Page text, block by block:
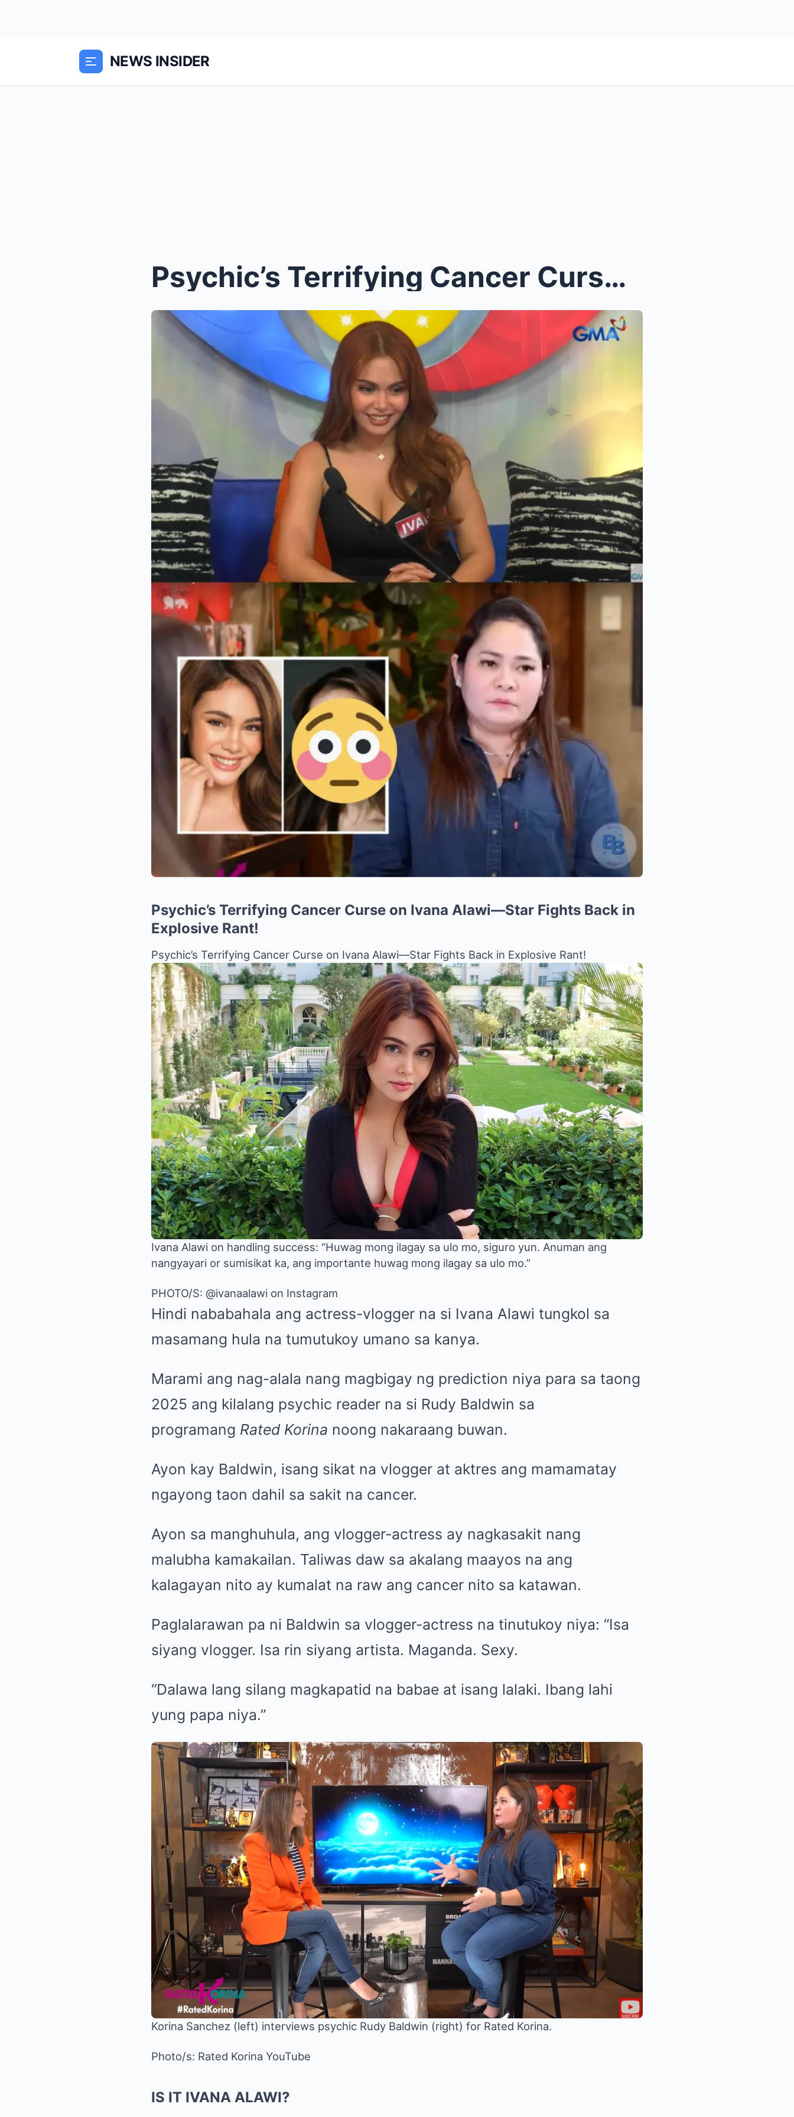
NEWS INSIDER
Psychic’s Terrifying Cancer Curse on Ivana Alawi—S...
Psychic’s Terrifying Cancer Curse on Ivana Alawi—Star Fights Back in
Explosive Rant!
Psychic’s Terrifying Cancer Curse on Ivana Alawi—Star Fights Back in Explosive Rant!
Ivana Alawi on handling success: “Huwag mong ilagay sa ulo mo, siguro yun. Anuman ang
nangyayari or sumisikat ka, ang importante huwag mong ilagay sa ulo mo.”
PHOTO/S: @ivanaalawi on Instagram
Hindi nababahala ang actress-vlogger na si Ivana Alawi tungkol sa
masamang hula na tumutukoy umano sa kanya.
Marami ang nag-alala nang magbigay ng prediction niya para sa taong
2025 ang kilalang psychic reader na si Rudy Baldwin sa
programang Rated Korina noong nakaraang buwan.
Ayon kay Baldwin, isang sikat na vlogger at aktres ang mamamatay
ngayong taon dahil sa sakit na cancer.
Ayon sa manghuhula, ang vlogger-actress ay nagkasakit nang
malubha kamakailan. Taliwas daw sa akalang maayos na ang
kalagayan nito ay kumalat na raw ang cancer nito sa katawan.
Paglalarawan pa ni Baldwin sa vlogger-actress na tinutukoy niya: “Isa
siyang vlogger. Isa rin siyang artista. Maganda. Sexy.
“Dalawa lang silang magkapatid na babae at isang lalaki. Ibang lahi
yung papa niya.”
Korina Sanchez (left) interviews psychic Rudy Baldwin (right) for Rated Korina.
Photo/s: Rated Korina YouTube
IS IT IVANA ALAWI?